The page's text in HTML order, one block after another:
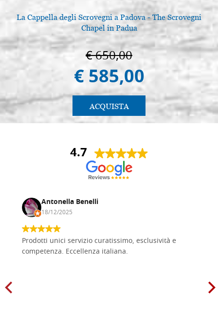
La Cappella degli Scrovegni a Padova - The Scrovegni
Chapel in Padua
€ 650,00
€ 585,00
ACQUISTA
4.7
Antonella Benelli
18/12/2025
Prodotti unici servizio curatissimo, esclusività e
competenza. Eccellenza italiana.